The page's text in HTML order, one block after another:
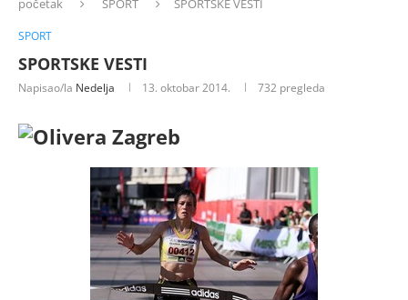
početak SPORT SPORTSKE VESTI
SPORT
SPORTSKE VESTI
Napisao/la Nedelja 13. oktobar 2014. 732 pregleda